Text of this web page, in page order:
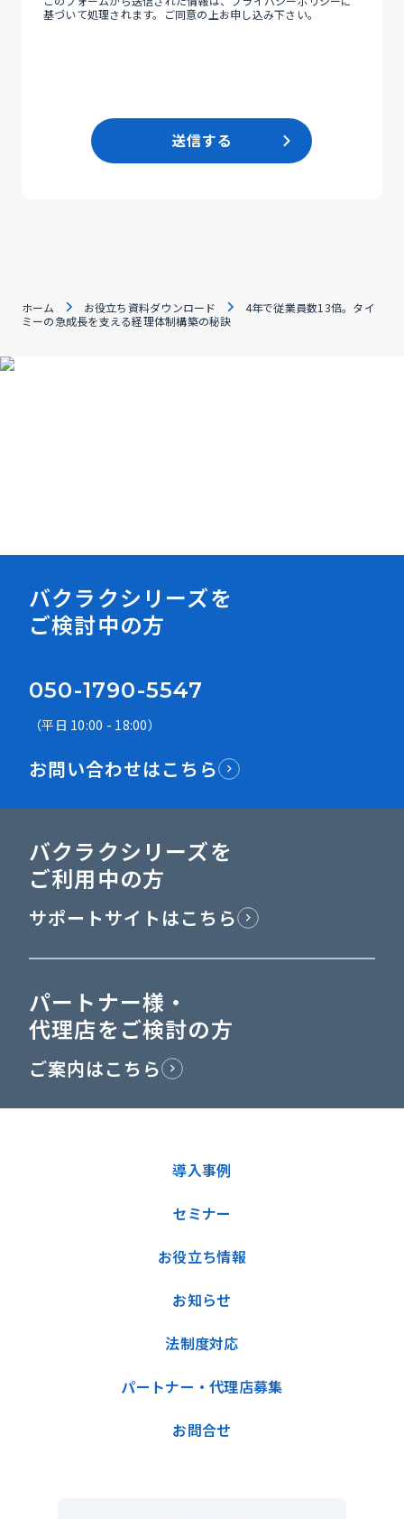
基づいて処理されます。ご同意の上お申し込み下さい。
送信する
ホーム お役立ち資料ダウンロード
4年で従業員数13倍。タイ
ミーの急成長を支える経理体制構築の秘訣
バクラクシリーズを
ご検討中の方
050-1790-5547
（平日 10:00 - 18:00）
お問い合わせはこちら
バクラクシリーズを
ご利用中の方
サポートサイトはこちら
パートナー様・
代理店をご検討の方
ご案内はこちら
導入事例
セミナー
お役立ち情報
お知らせ
法制度対応
パートナー・代理店募集
お問合せ